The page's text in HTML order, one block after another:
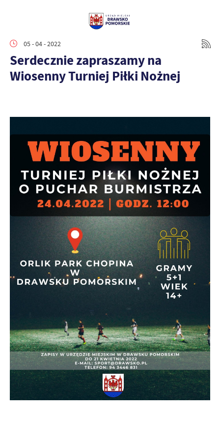
05 - 04 - 2022
Serdecznie zapraszamy na
Wiosenny Turniej Piłki Nożnej